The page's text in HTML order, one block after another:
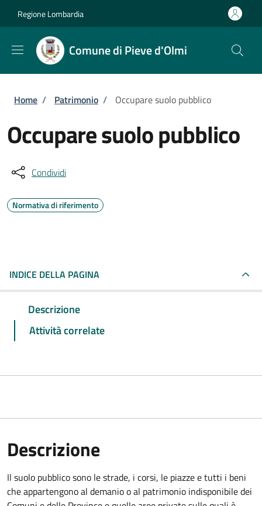
Regione Lombardia
Comune di Pieve d'Olmi
Briciole di pane
Home / Patrimonio / Occupare suolo pubblico
Occupare suolo pubblico
Condividi
Normativa di riferimento
INDICE DELLA PAGINA
Descrizione
Attività correlate
Descrizione
Il suolo pubblico sono le strade, i corsi, le piazze e tutti i beni
che appartengono al demanio o al patrimonio indisponibile dei